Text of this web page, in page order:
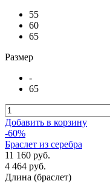
55
60
65
Размер
-
65
Добавить в корзину
-60%
Браслет из серебра
11 160 руб.
4 464 руб.
Длина (браслет)